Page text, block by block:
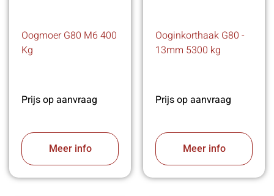
Oogmoer G80 M6 400
Kg
Prijs op aanvraag
Meer info
Ooginkorthaak G80 -
13mm 5300 kg
Prijs op aanvraag
Meer info